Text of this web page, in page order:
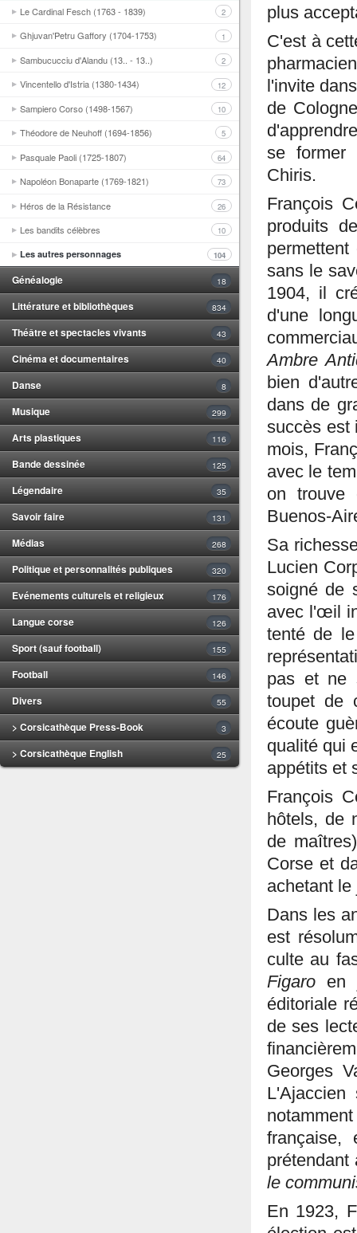
Le Cardinal Fesch (1763 - 1839) 2
Ghjuvan'Petru Gaffory (1704-1753) 1
Sambucucciu d'Alandu (13.. - 13..) 2
Vincentello d'Istria (1380-1434) 12
Sampiero Corso (1498-1567) 10
Théodore de Neuhoff (1694-1856) 5
Pasquale Paoli (1725-1807) 64
Napoléon Bonaparte (1769-1821) 73
Héros de la Résistance 26
Les bandits célèbres 10
Les autres personnages 104
Généalogie 18
Littérature et bibliothèques 834
Théâtre et spectacles vivants 43
Cinéma et documentaires 40
Danse 8
Musique 299
Arts plastiques 116
Bande dessinée 125
Légendaire 35
Savoir faire 131
Médias 268
Politique et personnalités publiques 320
Evénements culturels et religieux 176
Langue corse 126
Sport (sauf football) 155
Football 146
Divers 55
> Corsicathèque Press-Book 3
> Corsicathèque English 25
plus
C'est à
l'invite
de
se former
Chiris.
François
produits
sans le
1904, il
d'une
Ambre
bien
dans de
succès est
mois,
avec le
on trouve
Buenos-
Sa
Lucien
soigné de
avec l'œil
tenté de
pas et ne
toupet de
écoute
qualité qui
appétits et
François
hôtels, de
de
Corse et
achetant
Dans les
est
culte au
Figaro en
éditoriale
de ses
Georges
L'Ajaccien
française,
prétendant
le
En 1923,